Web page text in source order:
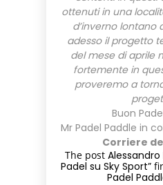
ottenuti in una
d’inverno lontano
adesso il progetto
del mese di aprile
fortemente in
proveremo a
Buon
Mr Padel Paddle in
Corriere
The post Alessandro
Padel su Sky Sport”
Padel